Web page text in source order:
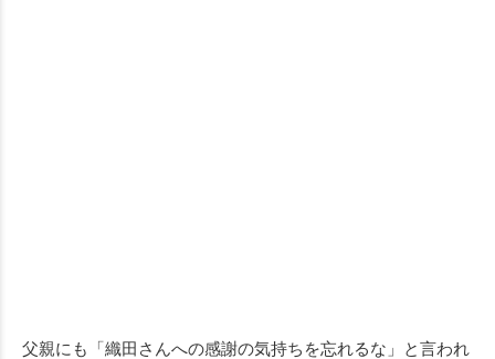
父親にも「織田さんへの感謝の気持ちを忘れるな」と言われ